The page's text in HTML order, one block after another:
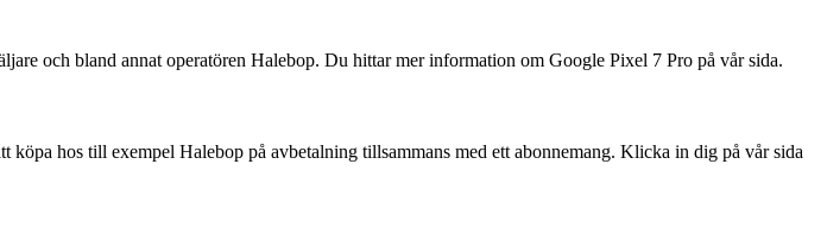
och bland annat operatören Halebop. Du hittar mer information om Google Pixel 7 Pro på vår sida.
hos till exempel Halebop på avbetalning tillsammans med ett abonnemang. Klicka in dig på vår sida